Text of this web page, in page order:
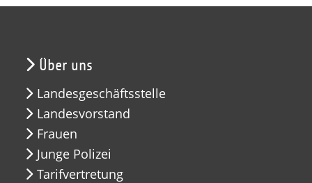
Über uns
Landesgeschäftsstelle
Landesvorstand
Frauen
Junge Polizei
Tarifvertretung